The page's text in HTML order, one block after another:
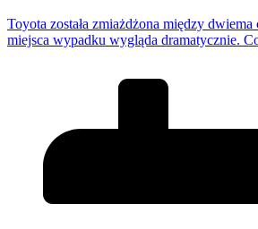
Toyota została zmiażdżona między
miejsca wypadku wygląda dramatycznie.